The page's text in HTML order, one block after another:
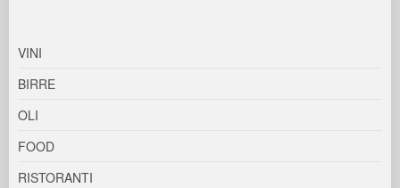
VINI
BIRRE
OLI
FOOD
RISTORANTI